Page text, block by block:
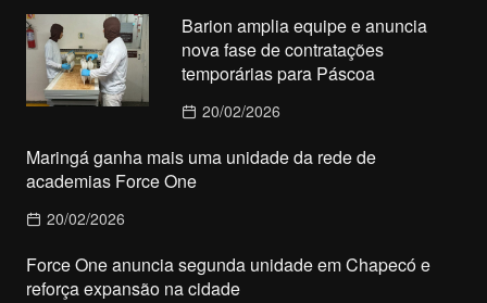
Barion amplia equipe e anuncia
nova fase de contratações
temporárias para Páscoa
20/02/2026
Maringá ganha mais uma unidade da rede de
academias Force One
20/02/2026
Force One anuncia segunda unidade em Chapecó e
reforça expansão na cidade